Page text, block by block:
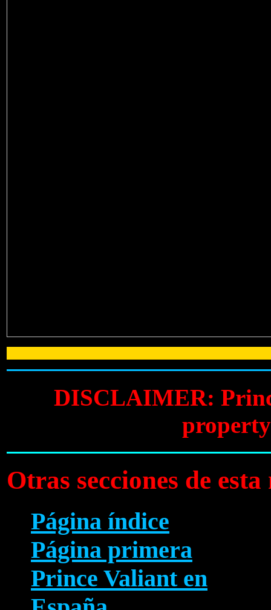
DISCLAIMER:
Otras secciones de
Página índice
Página primera
Prince Valiant en